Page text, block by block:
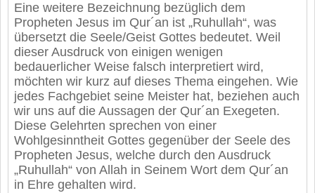
Eine weitere Bezeichnung bezüglich dem
Propheten Jesus im Qur´an ist „Ruhullah“, was
übersetzt die Seele/Geist Gottes bedeutet. Weil
dieser Ausdruck von einigen wenigen
bedauerlicher Weise falsch interpretiert wird,
möchten wir kurz auf dieses Thema eingehen. Wie
jedes Fachgebiet seine Meister hat, beziehen auch
wir uns auf die Aussagen der Qur´an Exegeten.
Diese Gelehrten sprechen von einer
Wohlgesinntheit Gottes gegenüber der Seele des
Propheten Jesus, welche durch den Ausdruck
„Ruhullah“ von Allah in Seinem Wort dem Qur´an
in Ehre gehalten wird.